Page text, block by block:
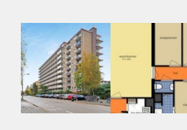
Huurtoeslag
Niet mogelijk
Inkomen eis
2,9 X Maandhuur Bruto
Huurtermijn
Onbepaalde termijn